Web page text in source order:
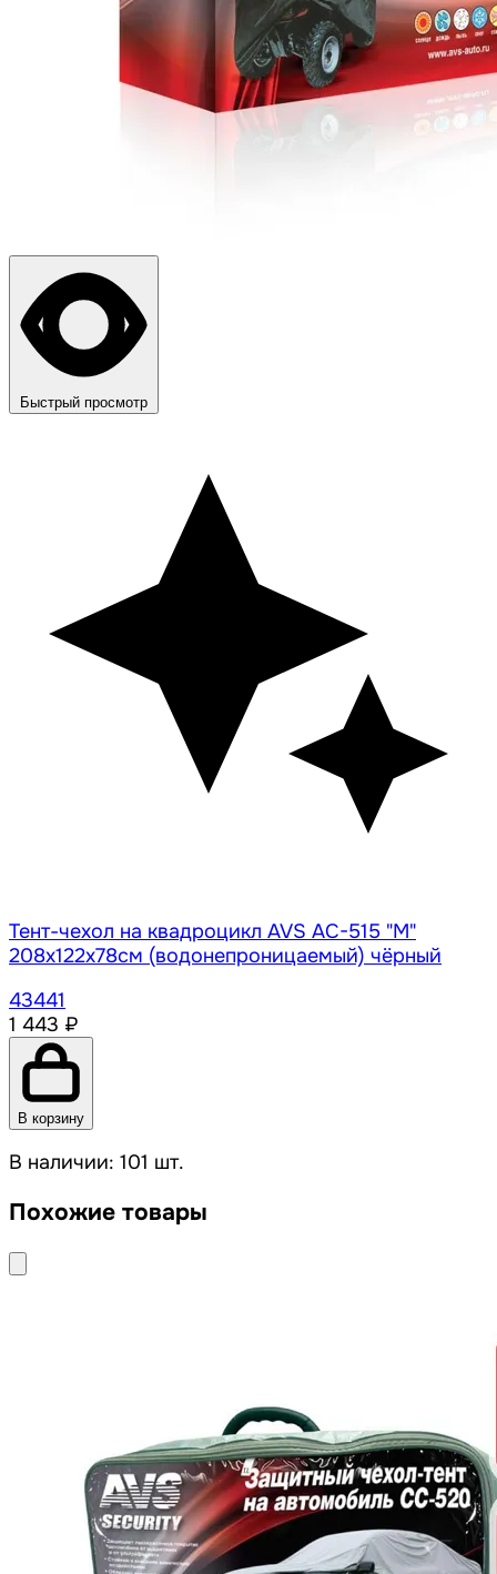
Быстрый просмотр
Тент-чехол на квадроцикл AVS AC-515 "M"
208х122х78см (водонепроницаемый) чёрный
43441
1 443 ₽
В корзину
В наличии: 101 шт.
Похожие товары